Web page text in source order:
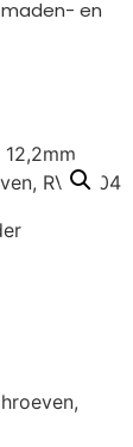
maden- en